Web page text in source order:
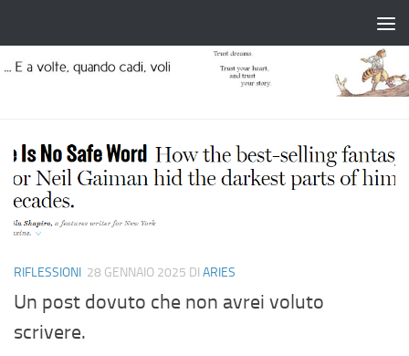
RIFLESSIONI 28 GENNAIO 2025 DI ARIES
Un post dovuto che non avrei voluto
scrivere.